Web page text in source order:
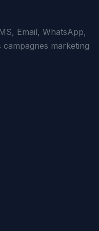
Email, WhatsApp,
marketing